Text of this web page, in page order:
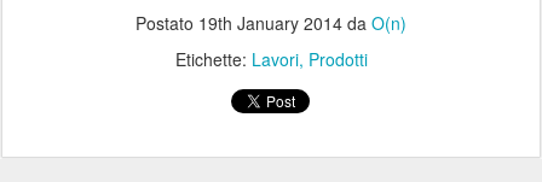
Postato 19th January 2014 da O(n)
Etichette: Lavori Prodotti